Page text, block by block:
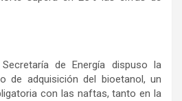
de Energía dispuso la
de adquisición del bioetanol, un
con las naftas, tanto en la